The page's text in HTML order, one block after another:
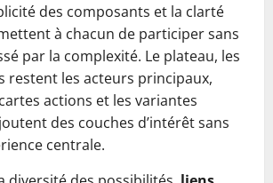
des composants et la clarté
à chacun de participer sans
par la complexité. Le plateau, les
restent les acteurs principaux,
actions et les variantes
des couches d’intérêt sans
centrale.